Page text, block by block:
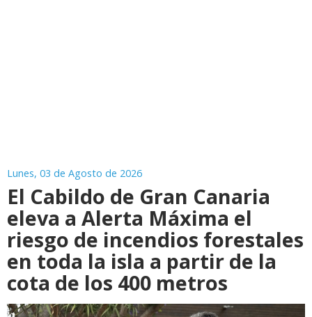
Lunes, 03 de Agosto de 2026
El Cabildo de Gran Canaria
eleva a Alerta Máxima el
riesgo de incendios forestales
en toda la isla a partir de la
cota de los 400 metros